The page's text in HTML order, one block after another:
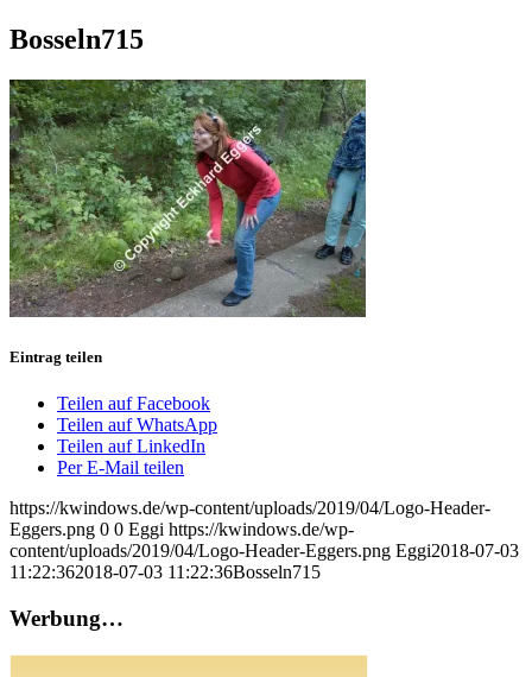
Bosseln715
Eintrag teilen
Teilen auf Facebook
Teilen auf WhatsApp
Teilen auf LinkedIn
Per E-Mail teilen
https://kwindows.de/wp-content/uploads/2019/04/Logo-Header-
Eggers.png 0 0 Eggi https://kwindows.de/wp-
content/uploads/2019/04/Logo-Header-Eggers.png Eggi2018-07-03
11:22:362018-07-03 11:22:36Bosseln715
Werbung…